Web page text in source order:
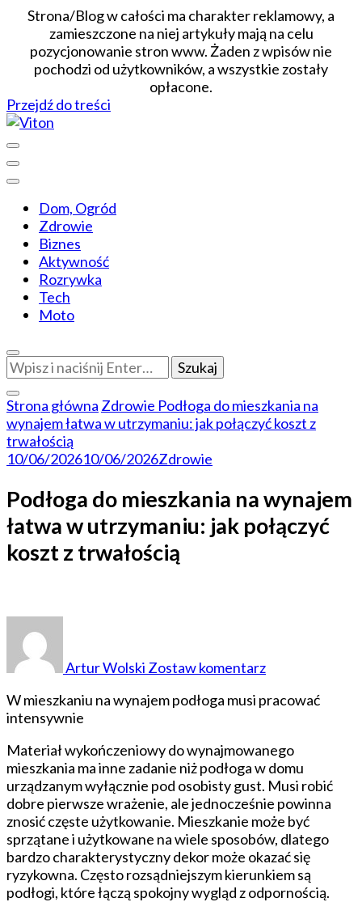
Strona/Blog w całości ma charakter reklamowy, a
zamieszczone na niej artykuły mają na celu
pozycjonowanie stron www. Żaden z wpisów nie
pochodzi od użytkowników, a wszystkie zostały
opłacone.
Przejdź do treści
Viton
Dom, Ogród
Zdrowie
Biznes
Aktywność
Rozrywka
Tech
Moto
Szukasz
czegoś?
Strona główna Zdrowie Podłoga do mieszkania na
wynajem łatwa w utrzymaniu: jak połączyć koszt z
trwałością
10/06/202610/06/2026Zdrowie
Podłoga do mieszkania na wynajem
łatwa w utrzymaniu: jak połączyć
koszt z trwałością
Artur Wolski Zostaw komentarz
mieszkania
na
w
utrzymaniu:
jak
połączyć
koszt
z
trwałością
W mieszkaniu na wynajem podłoga musi pracować
intensywnie
Materiał wykończeniowy do wynajmowanego
mieszkania ma inne zadanie niż podłoga w domu
urządzanym wyłącznie pod osobisty gust. Musi robić
dobre pierwsze wrażenie, ale jednocześnie powinna
znosić częste użytkowanie. Mieszkanie może być
sprzątane i użytkowane na wiele sposobów, dlatego
bardzo charakterystyczny dekor może okazać się
ryzykowna. Często rozsądniejszym kierunkiem są
podłogi, które łączą spokojny wygląd z odpornością.